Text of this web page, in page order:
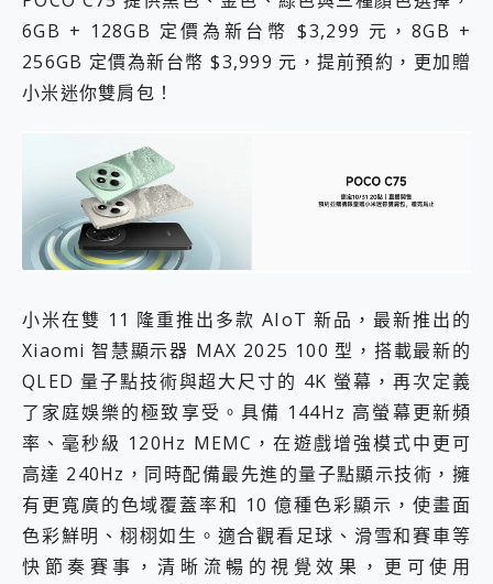
6GB + 128GB 定價為新台幣 $3,299 元，8GB +
256GB 定價為新台幣 $3,999 元，提前預約，更加贈
小米迷你雙肩包！
小米在雙 11 隆重推出多款 AIoT 新品，最新推出的
Xiaomi 智慧顯示器 MAX 2025 100 型，搭載最新的
QLED 量子點技術與超大尺寸的 4K 螢幕，再次定義
了家庭娛樂的極致享受。具備 144Hz 高螢幕更新頻
率、毫秒級 120Hz MEMC，在遊戲增強模式中更可
高達 240Hz，同時配備最先進的量子點顯示技術，擁
有更寬廣的色域覆蓋率和 10 億種色彩顯示，使畫面
色彩鮮明、栩栩如生。適合觀看足球、滑雪和賽車等
快節奏賽事，清晰流暢的視覺效果，更可使用